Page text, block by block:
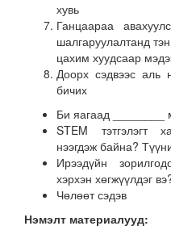
хувь
Ганцаараа
шалгаруулалтанд
цахим хуудсаар
Доорх сэдвээс аль
бичих
Би яагаад ________
STEM тэтгэлэгт
нээгдэж байна?
Ирээдүйн
хэрхэн хөгжүүлдэг
Чөлөөт сэдэв
Нэмэлт материалууд: